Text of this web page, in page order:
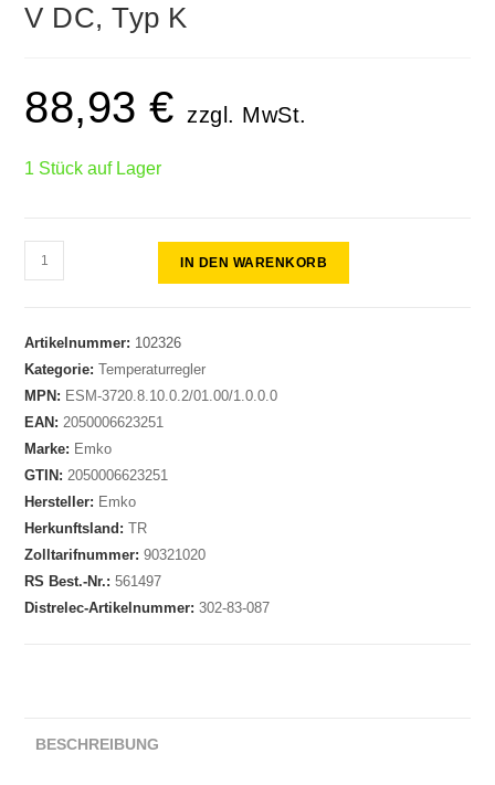
V DC, Typ K
88,93€ zzgl. MwSt.
1 Stück auf Lager
IN DEN WARENKORB
Artikelnummer: 102326
Kategorie:Temperaturregler
MPN: ESM-3720.8.10.0.2/01.00/1.0.0.0
EAN:2050006623251
Marke: Emko
GTIN:2050006623251
Hersteller: Emko
Herkunftsland:TR
Zolltarifnummer:90321020
RS Best.-Nr.:561497
Distrelec-Artikelnummer:302-83-087
BESCHREIBUNG